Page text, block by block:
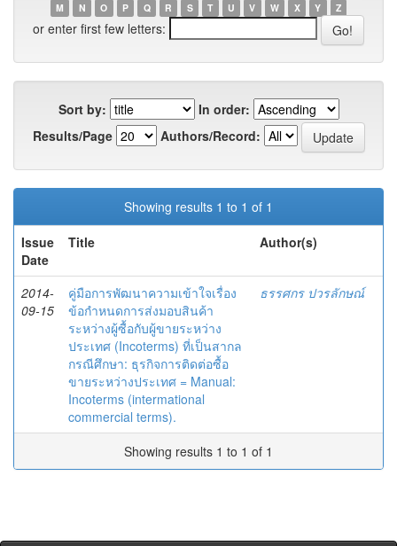
M
N O P Q R S T U V W X Y Z
or enter first few letters:
Sort by:
In order:
Results/Page
Authors/Record:
Showing results 1 to 1 of 1
Issue
Date
Title Author(s)
2014-
09-15
คู่มือการพัฒนาความเข้าใจเรื่อง
ข้อกำหนดการส่งมอบสินค้า
ระหว่างผู้ซื้อกับผู้ขายระหว่าง
ประเทศ (Incoterms) ที่เป็นสากล
กรณีศึกษา: ธุรกิจการติดต่อซื้อ
ขายระหว่างประเทศ = Manual:
Incoterms (intermational
commercial terms).
ธรรศกร ปวรลักษณ์
Showing results 1 to 1 of 1